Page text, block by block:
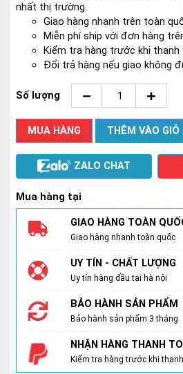
nhất thị trường.
Giao hàng nhanh trên toàn
Miễn phí ship với đơn hàng
Kiểm tra hàng trước khi thanh
Đổi trả hàng nếu giao không
Số lượng
MUA HÀNG THÊM VÀO GIỎ
ZALO CHAT
Mua hàng tại
GIAO HÀNG TOÀN
Giao hàng nhanh toàn quốc
UY TÍN - CHẤT LƯỢNG
Uy tín hàng đầu tại hà nội
BẢO HÀNH SẢN PHẨM
Bảo hành sản phẩm 3 tháng
NHẬN HÀNG THANH
Kiểm tra hàng trước khi